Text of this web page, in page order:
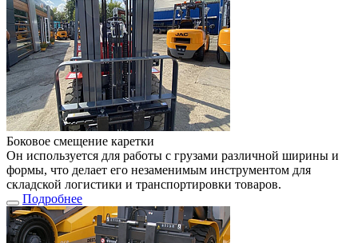
Боковое смещение каретки
Он используется для работы с грузами различной ширины и
формы, что делает его незаменимым инструментом для
складской логистики и транспортировки товаров.
Подробнее